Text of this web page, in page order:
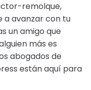
remolque,
a avanzar con tu
un amigo que
más es
abogados de
están aquí para